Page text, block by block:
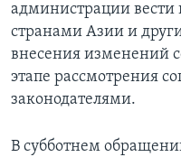
администрации вести
странами Азии и
внесения изменений
этапе рассмотрения
законодателями.
В субботнем